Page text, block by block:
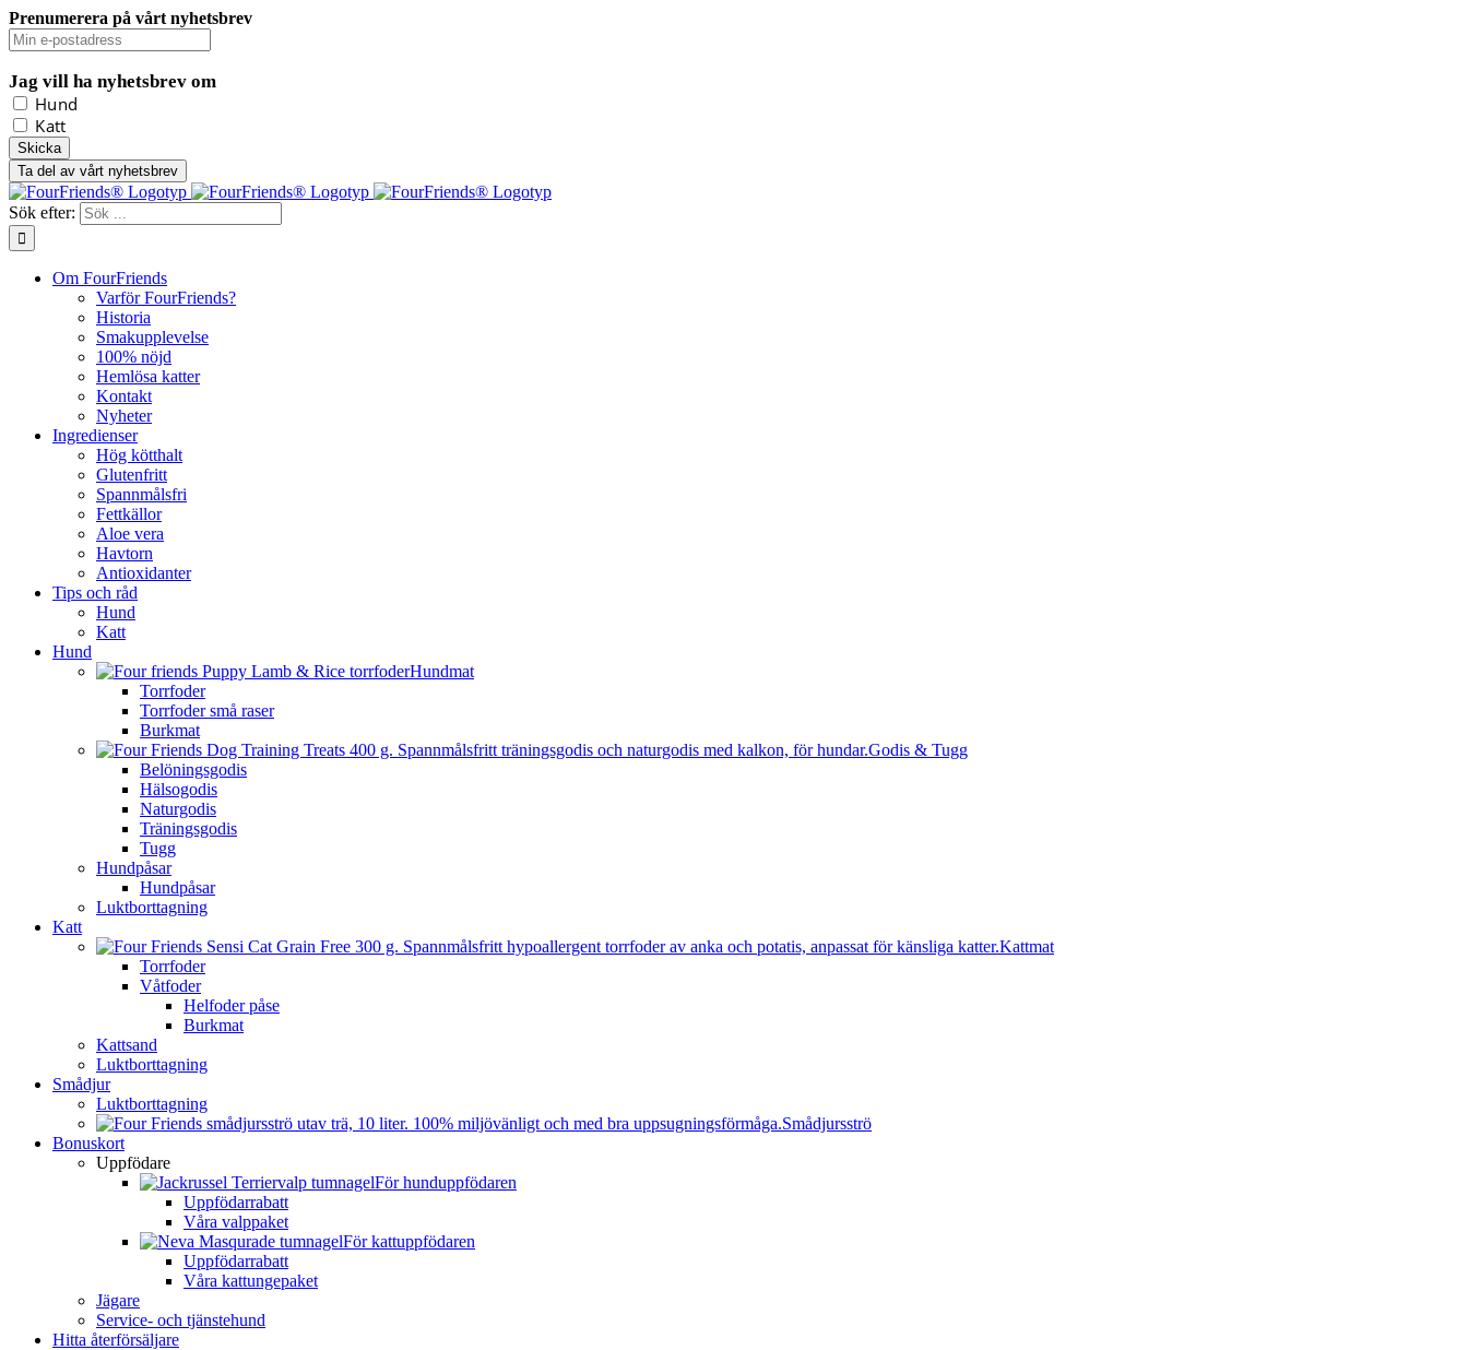
Prenumerera på vårt nyhetsbrev
Jag vill ha nyhetsbrev om
Hund
Katt
Ta del av vårt nyhetsbrev
Sök efter:
Om FourFriends
Varför FourFriends?
Historia
Smakupplevelse
100% nöjd
Hemlösa katter
Kontakt
Nyheter
Ingredienser
Hög kötthalt
Glutenfritt
Spannmålsfri
Fettkällor
Aloe vera
Havtorn
Antioxidanter
Tips och råd
Hund
Katt
Hund
Hundmat
Torrfoder
Torrfoder små raser
Burkmat
Godis & Tugg
Belöningsgodis
Hälsogodis
Naturgodis
Träningsgodis
Tugg
Hundpåsar
Hundpåsar
Luktborttagning
Katt
Kattmat
Torrfoder
Våtfoder
Helfoder påse
Burkmat
Kattsand
Luktborttagning
Smådjur
Luktborttagning
Smådjursströ
Bonuskort
Uppfödare
För hunduppfödaren
Uppfödarrabatt
Våra valppaket
För kattuppfödaren
Uppfödarrabatt
Våra kattungepaket
Jägare
Service- och tjänstehund
Hitta återförsäljare